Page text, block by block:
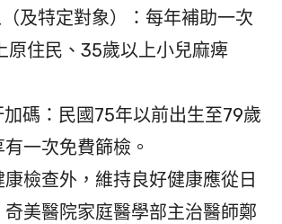
及特定對象）：每年補助一次
原住民、35歲以上小兒麻痺
碼：民國75年以前出生至79歲
一次免費篩檢。
檢查外，維持良好健康應從日
美醫院家庭醫學部主治醫師鄭